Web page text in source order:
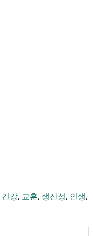
건강, 교훈, 생산성, 인생,